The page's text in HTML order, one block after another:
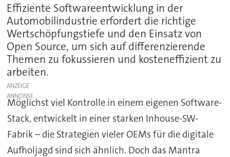
Effiziente Softwareentwicklung in der
Automobilindustrie erfordert die richtige
Wertschöpfungstiefe und den Einsatz von
Open Source, um sich auf differenzierende
Themen zu fokussieren und kosteneffizient zu
arbeiten.
ANZEIGE
Möglichst viel Kontrolle in einem eigenen Software-
Stack, entwickelt in einer starken Inhouse-SW-
Fabrik – die Strategien vieler OEMs für die digitale
Aufholjagd sind sich ähnlich. Doch das Mantra